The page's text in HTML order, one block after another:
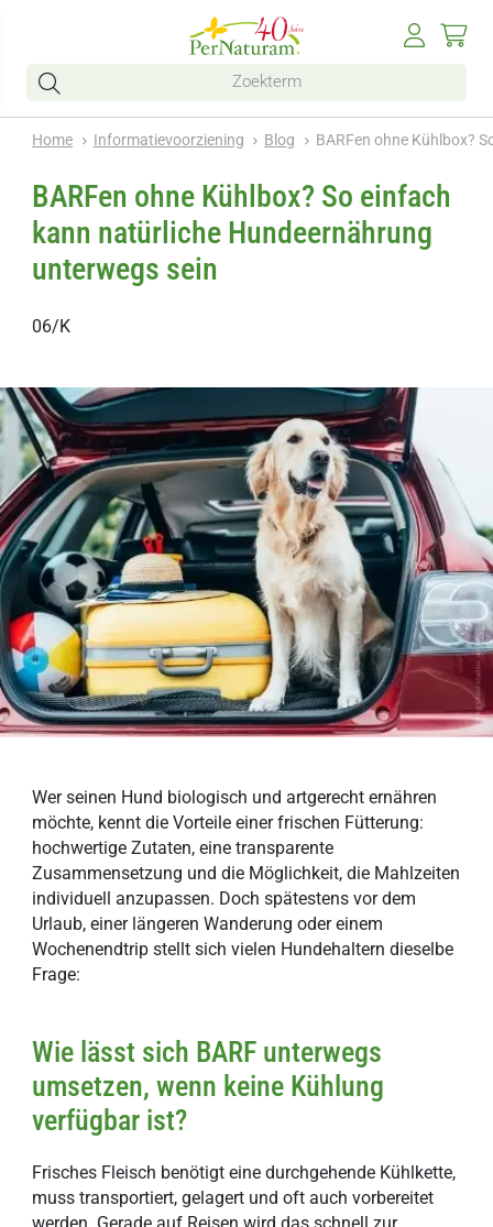
Home Informatievoorziening Blog BARFen ohne Kühlbox?
BARFen ohne Kühlbox? So einfach
kann natürliche Hundeernährung
unterwegs sein
06/K
Wer seinen Hund biologisch und artgerecht ernähren
möchte, kennt die Vorteile einer frischen Fütterung:
hochwertige Zutaten, eine transparente
Zusammensetzung und die Möglichkeit, die Mahlzeiten
individuell anzupassen. Doch spätestens vor dem
Urlaub, einer längeren Wanderung oder einem
Wochenendtrip stellt sich vielen Hundehaltern dieselbe
Frage:
Wie lässt sich BARF unterwegs
umsetzen, wenn keine Kühlung
verfügbar ist?
Frisches Fleisch benötigt eine durchgehende Kühlkette,
muss transportiert, gelagert und oft auch vorbereitet